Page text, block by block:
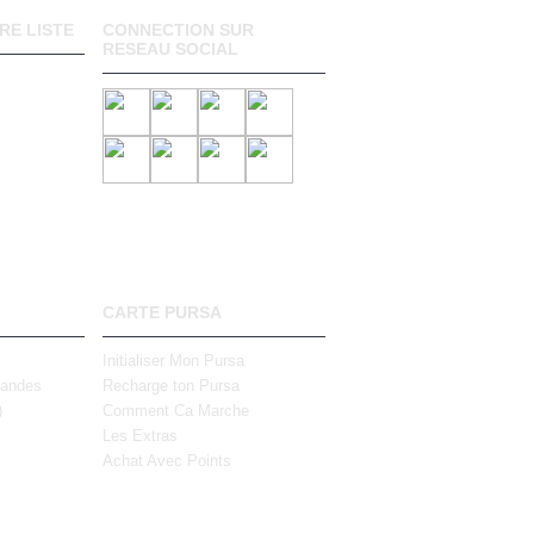
LISTE
CONNECTION SUR
RESEAU SOCIAL
)
CARTE PURSA
Initialiser Mon Pursa
Recharge ton Pursa
Comment Ca Marche
Les Extras
Achat Avec Points